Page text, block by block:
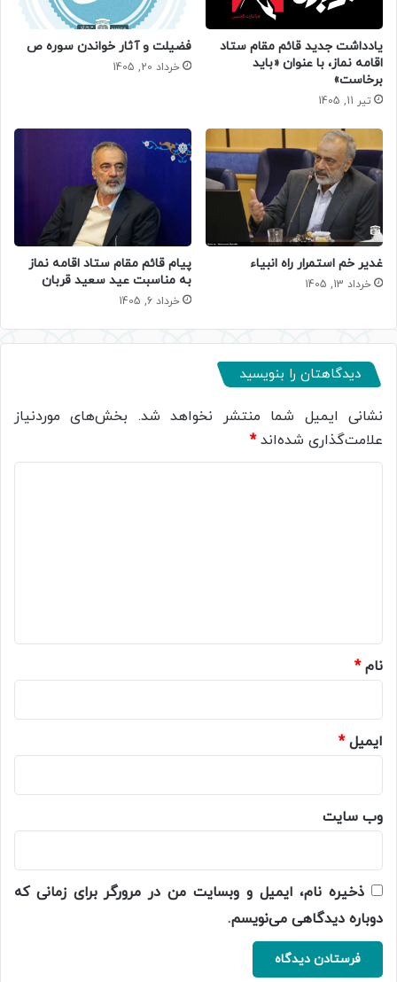
یادداشت جدید قائم مقام ستاد
اقامه نماز، با عنوان «باید
برخاست»
تیر 11, 1405
فضیلت و آثار خواندن سوره ص
خرداد 20, 1405
غدیر خم استمرار راه انبیاء
خرداد 13, 1405
پیام قائم مقام ستاد اقامه نماز
به مناسبت عید سعید قربان
خرداد 6, 1405
دیدگاهتان را بنویسید
نشانی ایمیل شما منتشر نخواهد شد. بخش‌های موردنیاز
علامت‌گذاری شده‌اند*
نام*
ایمیل*
وب‌ سایت
ذخیره نام، ایمیل و وبسایت من در مرورگر برای زمانی که
دوباره دیدگاهی می‌نویسم.